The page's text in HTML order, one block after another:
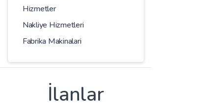
Hizmetler
Nakliye Hizmetleri
Fabrika Makinalari
İlanlar